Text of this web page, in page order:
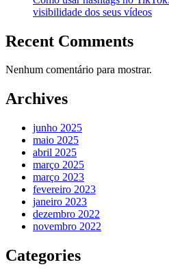
visibilidade dos seus vídeos
Recent Comments
Nenhum comentário para mostrar.
Archives
junho 2025
maio 2025
abril 2025
março 2025
março 2023
fevereiro 2023
janeiro 2023
dezembro 2022
novembro 2022
Categories